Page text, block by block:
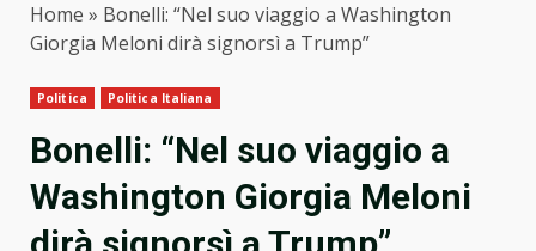
Home » Bonelli: “Nel suo viaggio a Washington
Giorgia Meloni dirà signorsì a Trump”
Politica Politica Italiana
Bonelli: “Nel suo viaggio a
Washington Giorgia Meloni